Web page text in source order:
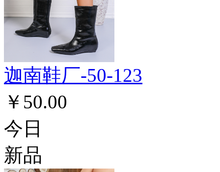
迦南鞋厂-50-123
￥50.00
今日
新品